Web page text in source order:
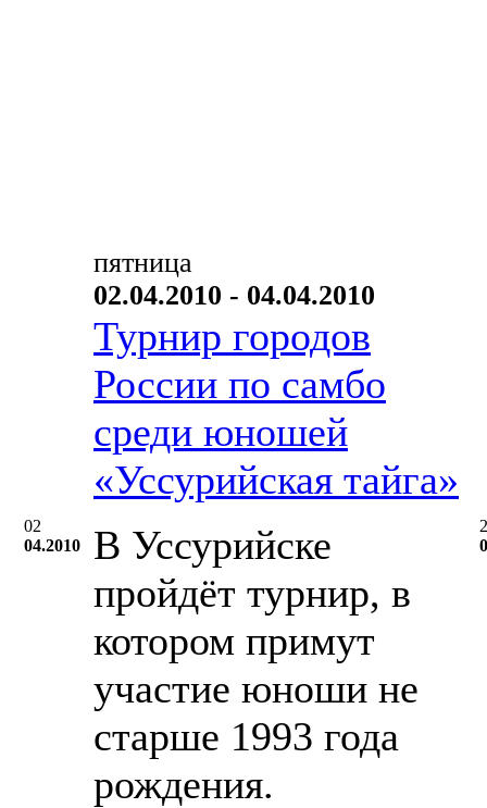
02
04.2010
пятница
02.04.2010 - 04.04.2010
Турнир городов
России по самбо
среди юношей
«Уссурийская тайга»
В Уссурийске
пройдёт турнир, в
котором примут
участие юноши не
старше 1993 года
рождения.